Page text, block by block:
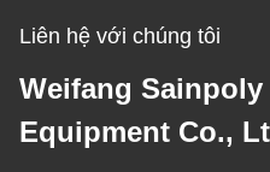
Liên hệ với chúng tôi
Weifang
Equipment Co.,